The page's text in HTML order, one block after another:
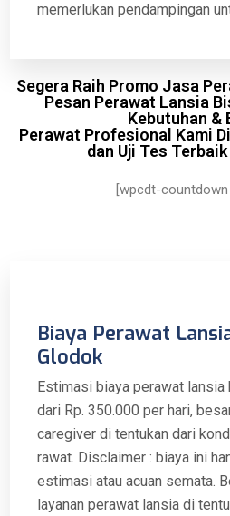
memerlukan pendampingan
Segera Raih Promo Jasa
Pesan Perawat Lansia
Kebutuhan &
Perawat Profesional Kami
dan Uji Tes
[wpcdt-countdown
Biaya Perawat
Glodok
Estimasi biaya perawat lansia
dari Rp. 350.000 per hari,
caregiver di tentukan dari
rawat. Disclaimer : biaya ini
estimasi atau acuan semata.
layanan perawat lansia di